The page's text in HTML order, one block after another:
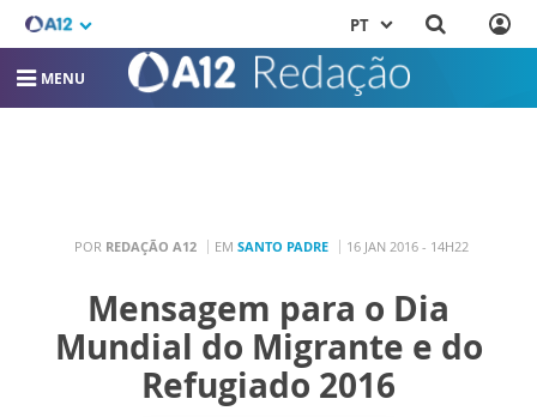
PT
MENU
POR REDAÇÃO A12 EM SANTO PADRE 16 JAN 2016 - 14H22
Mensagem para o Dia
Mundial do Migrante e do
Refugiado 2016